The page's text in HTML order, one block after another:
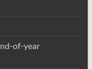
of-year